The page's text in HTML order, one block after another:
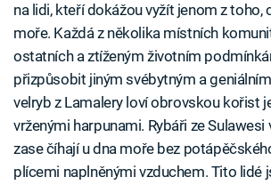
na lidi, kteří dokážou vyžít jenom z toho,
moře. Každá z několika místních
ostatních a ztíženým životním
přizpůsobit jiným svébytným a
velryb z Lamalery loví obrovskou kořist
vrženými harpunami. Rybáři ze
zase číhají u dna moře bez
plícemi naplněnými vzduchem. Tito lidé